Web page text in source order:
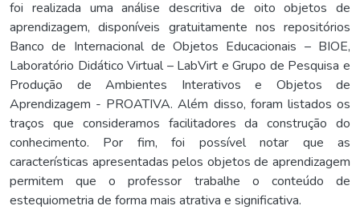
foi realizada uma análise descritiva de oito objetos de
aprendizagem, disponíveis gratuitamente nos repositórios
Banco de Internacional de Objetos Educacionais – BIOE,
Laboratório Didático Virtual – LabVirt e Grupo de Pesquisa e
Produção de Ambientes Interativos e Objetos de
Aprendizagem - PROATIVA. Além disso, foram listados os
traços que consideramos facilitadores da construção do
conhecimento. Por fim, foi possível notar que as
características apresentadas pelos objetos de aprendizagem
permitem que o professor trabalhe o conteúdo de
estequiometria de forma mais atrativa e significativa.